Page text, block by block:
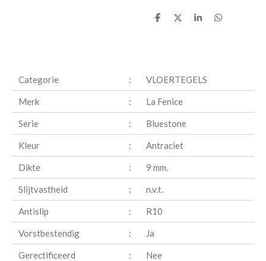
D
D
S
D
Categorie : VLOERTEGELS
Merk : La Fenice
Serie : Bluestone
Kleur : Antraciet
Dikte : 9 mm.
Slijtvastheid : n.v.t.
Antislip : R10
Vorstbestendig : Ja
Gerectificeerd : Nee